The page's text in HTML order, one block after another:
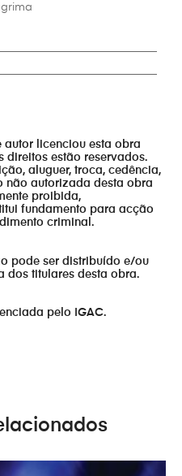
licenciou esta obra
direitos estão reservados.
aluguer, troca, cedência,
não autorizada desta obra
proibida,
fundamento para acção
criminal.
pode ser distribuído e/ou
dos titulares desta obra.
pelo IGAC.